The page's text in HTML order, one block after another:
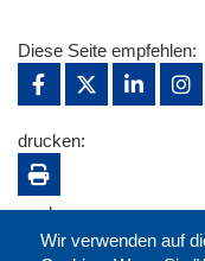
Wir verwenden auf
Diese Seite empfehlen:
drucken:
merken: